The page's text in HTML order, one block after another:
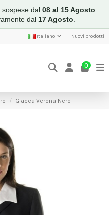
sospese dal 08 al 15 Agosto
dal 17 Agosto
Italiano Nuovi prodotti
0
Giacca Verona Nero